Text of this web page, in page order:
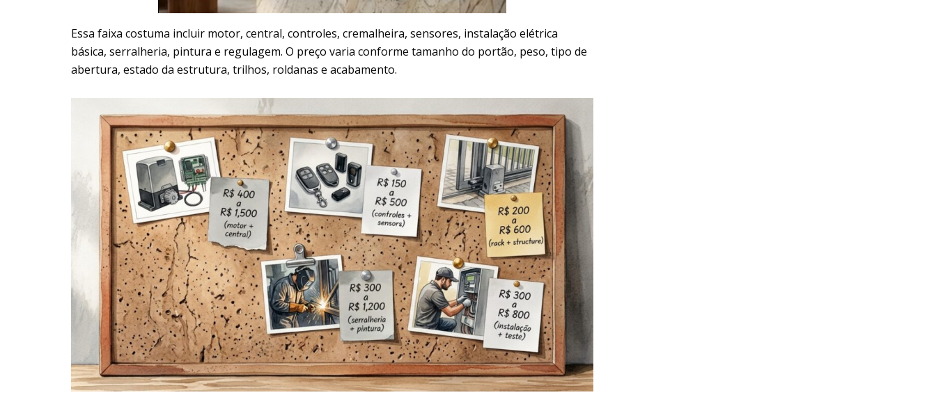
Essa faixa costuma incluir motor, central, controles, cremalheira, sensores, instalação elétrica
básica, serralheria, pintura e regulagem. O preço varia conforme tamanho do portão, peso, tipo de
abertura, estado da estrutura, trilhos, roldanas e acabamento.